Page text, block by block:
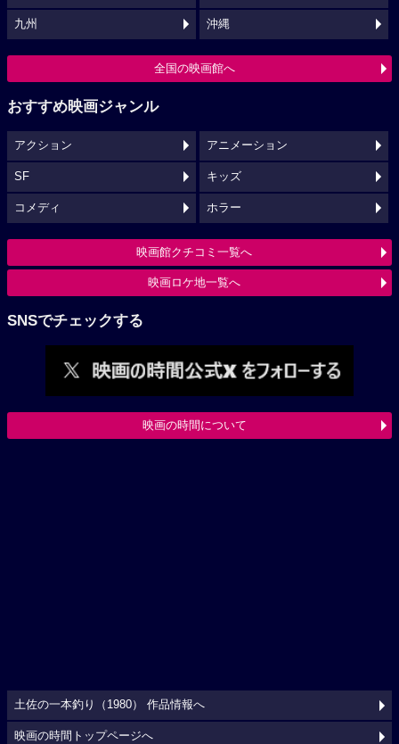
九州 沖縄
全国の映画館へ
おすすめ映画ジャンル
アクション アニメーション
SF キッズ
コメディ ホラー
映画館クチコミ一覧へ
映画ロケ地一覧へ
SNSでチェックする
映画の時間について
土佐の一本釣り（1980） 作品情報へ
映画の時間トップページへ